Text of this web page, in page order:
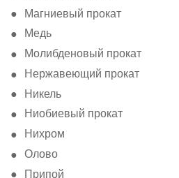
Магниевый прокат
Медь
Молибденовый прокат
Нержавеющий прокат
Никель
Ниобиевый прокат
Нихром
Олово
Припой